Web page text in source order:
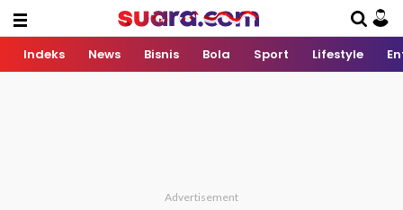
Indeks News Bisnis Bola Sport Lifestyle